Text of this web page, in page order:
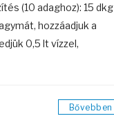
(10 adaghoz): 15 dkg
hozzáadjuk a
0,5 lt vízzel,
Bővebben